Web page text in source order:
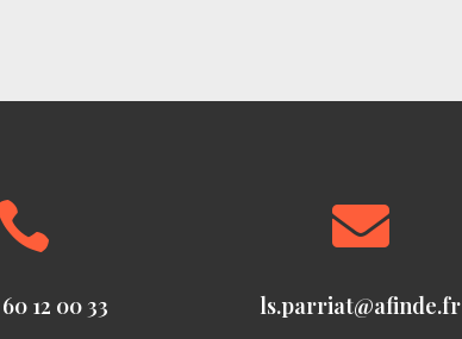
12 00 33

ls.parriat@afinde.fr